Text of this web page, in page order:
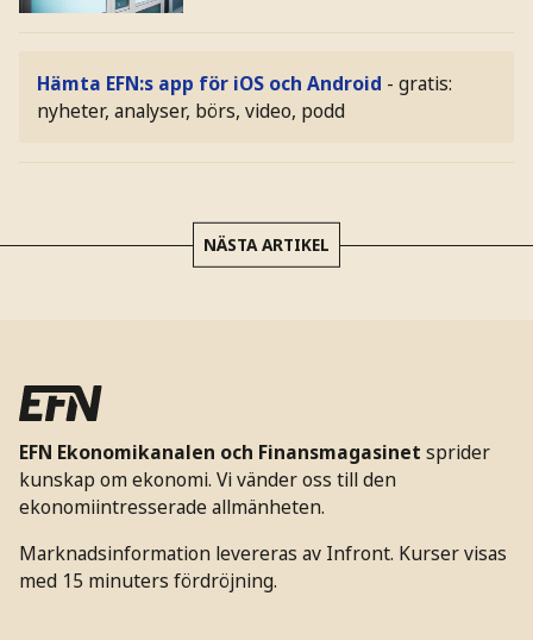
Hämta EFN:s app för iOS och Android - gratis:
nyheter, analyser, börs, video, podd
NÄSTA ARTIKEL
EFN Ekonomikanalen och Finansmagasinet sprider
kunskap om ekonomi. Vi vänder oss till den
ekonomiintresserade allmänheten.
Marknadsinformation levereras av Infront. Kurser visas
med 15 minuters fördröjning.